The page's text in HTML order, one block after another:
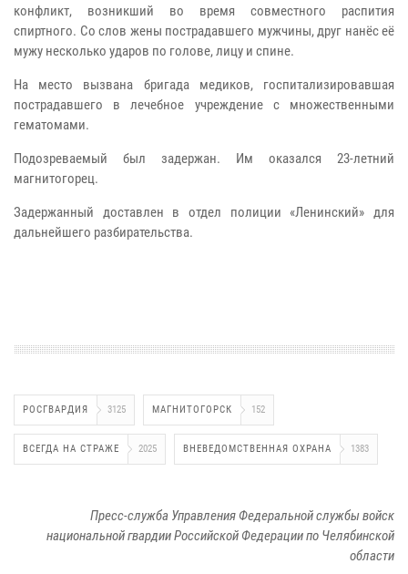
конфликт, возникший во время совместного распития
спиртного. Со слов жены пострадавшего мужчины, друг нанёс её
мужу несколько ударов по голове, лицу и спине.
На место вызвана бригада медиков, госпитализировавшая
пострадавшего в лечебное учреждение с множественными
гематомами.
Подозреваемый был задержан. Им оказался 23-летний
магнитогорец.
Задержанный доставлен в отдел полиции «Ленинский» для
дальнейшего разбирательства.
РОСГВАРДИЯ 3125 МАГНИТОГОРСК 152
ВСЕГДА НА СТРАЖЕ 2025 ВНЕВЕДОМСТВЕННАЯ ОХРАНА 1383
Пресс-служба Управления Федеральной службы войск
национальной гвардии Российской Федерации по Челябинской
области